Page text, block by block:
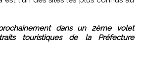
dans un 2ème volet
touristiques de la Préfecture